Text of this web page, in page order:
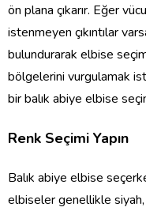
ön plana çıkarır. Eğer
istenmeyen çıkıntılar
bulundurarak elbise
bölgelerini vurgulamak
bir balık abiye elbise
Renk Seçimi Yapın
Balık abiye elbise
elbiseler genellikle siyah,